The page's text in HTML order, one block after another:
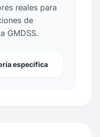
reales para
de
GMDSS.
específica